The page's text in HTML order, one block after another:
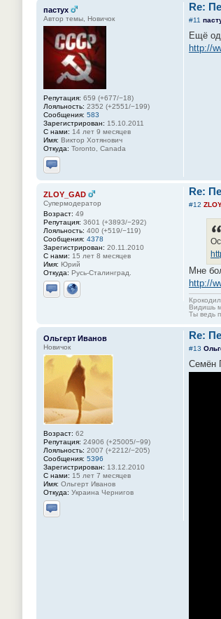
пастух
Автор темы, Новичок
Репутация: 659 (+677/−18)
Лояльность: 2352 (+2551/−199)
Сообщения: 583
Зарегистрирован: 15.10.2011
С нами: 14 лет 9 месяцев
Имя: Виктор Хотянович
Откуда: Toronto, Canada
Отправить личное сообщение
Re:
#11
Ещё
http://
ZLOY_GAD
Супермодератор
Возраст: 49
Репутация: 3601 (+3893/−292)
Лояльность: 400 (+519/−119)
Сообщения: 4378
Зарегистрирован: 20.11.2010
С нами: 15 лет 8 месяцев
Имя: Юрий
Откуда: Русь-Сталинград.
Отправить личное сообщение
Сайт
Re:
#12
Мне
http://
Видишь
Ты ведь
Ольгерт Иванов
Новичок
Возраст: 62
Репутация: 24906 (+25005/−99)
Лояльность: 2007 (+2212/−205)
Сообщения: 5396
Зарегистрирован: 13.12.2010
С нами: 15 лет 7 месяцев
Имя: Ольгерт Иванов
Откуда: Украина Чернигов
Отправить личное сообщение
Re:
#13
Семён